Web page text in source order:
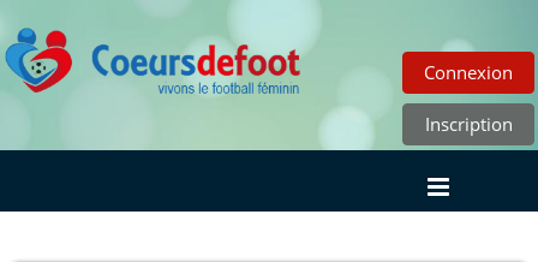
Connexion
Inscription